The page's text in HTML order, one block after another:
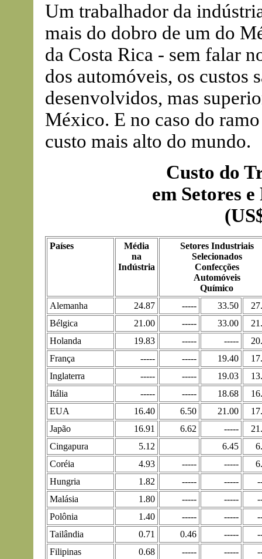
Um trabalhador da
mais do dobro de um do
da Costa Rica - sem falar
dos automóveis, os custos
desenvolvidos, mas
México. E no caso do
custo mais alto do mundo.
Custo do
em Setores e
Países
Média
na
Indústria
Setores Industriais
Selecionados
Confecções
Automóveis
Químico
Alemanha
24.87 ----- 33.50
Bélgica
21.00 ----- 33.00
Holanda
19.83 ----- -----
França
----- ----- 19.40
Inglaterra
----- ----- 19.03
Itália
----- ----- 18.68
EUA
16.40 6.50 21.00
Japão
16.91 6.62 -----
Cingapura
5.12 6.45
Coréia
4.93 ----- -----
Hungria
1.82 ----- -----
Malásia
1.80 ----- -----
Polônia
1.40 ----- -----
Tailândia
0.71 0.46 -----
Filipinas
0.68 ----- -----